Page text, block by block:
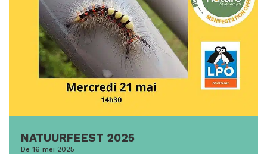
NATUURFEEST 2025
De 16 mei 2025